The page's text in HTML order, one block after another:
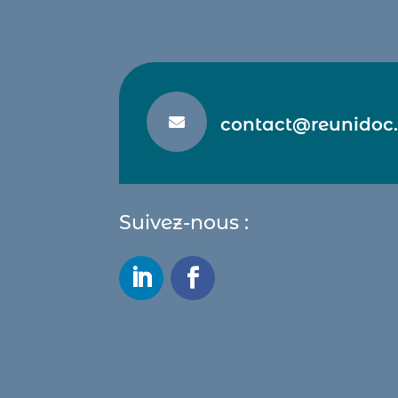

Suivez-nous :